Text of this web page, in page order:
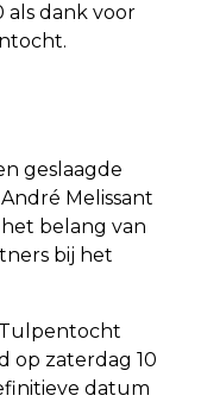
als dank voor
geslaagde
Melissant
belang van
bij het
Tulpentocht
op zaterdag 10
datum